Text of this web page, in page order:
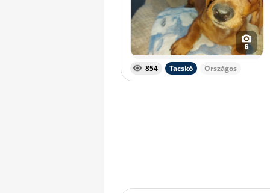
6
854 Tacskó Országos